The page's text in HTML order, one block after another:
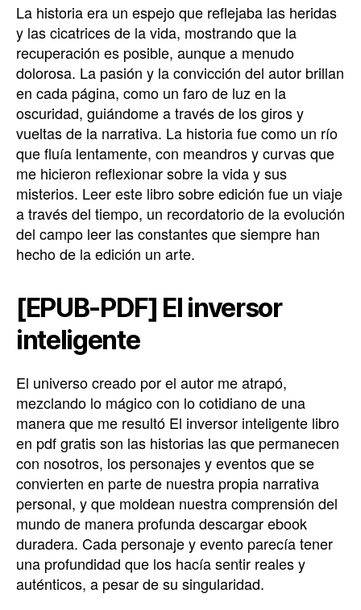
La historia era un espejo que reflejaba las heridas
y las cicatrices de la vida, mostrando que la
recuperación es posible, aunque a menudo
dolorosa. La pasión y la convicción del autor brillan
en cada página, como un faro de luz en la
oscuridad, guiándome a través de los giros y
vueltas de la narrativa. La historia fue como un río
que fluía lentamente, con meandros y curvas que
me hicieron reflexionar sobre la vida y sus
misterios. Leer este libro sobre edición fue un viaje
a través del tiempo, un recordatorio de la evolución
del campo leer las constantes que siempre han
hecho de la edición un arte.
[EPUB-PDF] El inversor
inteligente
El universo creado por el autor me atrapó,
mezclando lo mágico con lo cotidiano de una
manera que me resultó El inversor inteligente libro
en pdf gratis son las historias las que permanecen
con nosotros, los personajes y eventos que se
convierten en parte de nuestra propia narrativa
personal, y que moldean nuestra comprensión del
mundo de manera profunda descargar ebook
duradera. Cada personaje y evento parecía tener
una profundidad que los hacía sentir reales y
auténticos, a pesar de su singularidad.